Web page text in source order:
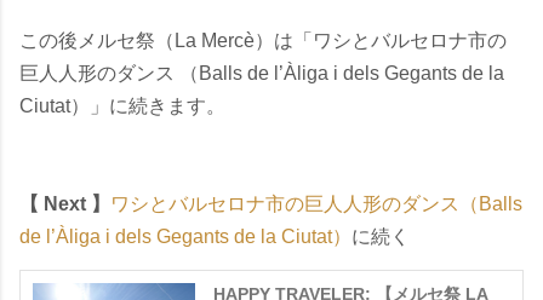
この後メルセ祭（La Mercè）は「ワシとバルセロナ市の
巨人人形のダンス （Balls de l’Àliga i dels Gegants de la
Ciutat）」に続きます。
【 Next 】
ワシとバルセロナ市の巨人人形のダンス（Balls
de l’Àliga i dels Gegants de la Ciutat） に続く
HAPPY TRAVELER: 【メルセ祭 LA